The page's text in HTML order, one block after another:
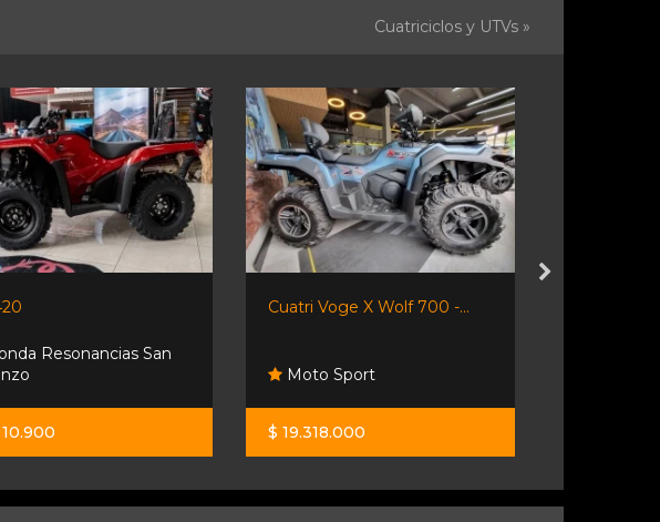
Cuatriciclos y UTVs »
Resonancias San
Cuatri Voge X Wolf 700 -...
Moto Sport
$ 19.318.000